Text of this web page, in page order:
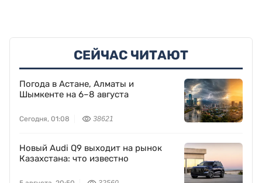
СЕЙЧАС ЧИТАЮТ
Погода в Астане, Алматы и
Шымкенте на 6–8 августа
Сегодня, 01:08 38621
Новый Audi Q9 выходит на рынок
Казахстана: что известно